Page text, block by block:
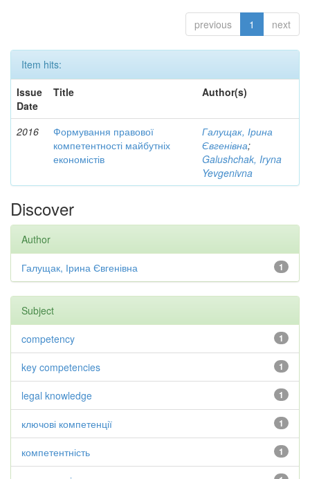
previous 1 next
Item hits:
Issue
Date
Title Author(s)
2016
Формування правової
компетентності майбутніх
економістів
Галущак, Ірина
Євгенівна;
Galushchak, Iryna
Yevgenivna
Discover
Author
1
Галущак, Ірина Євгенівна
Subject
1
competency
1
key competencies
1
legal knowledge
1
ключові компетенції
1
компетентність